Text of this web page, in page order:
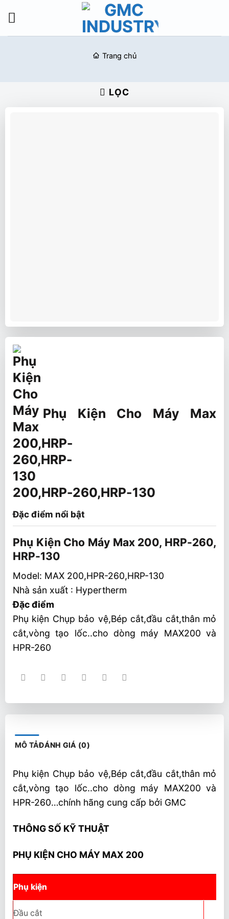
qua
nội
Trang chủ
LỌC
Phụ Kiện Cho Máy Max
200,HRP-260,HRP-130
Đặc điểm nổi bật
Phụ Kiện Cho Máy Max 200, HRP-260,
HRP-130
Model: MAX 200,HPR-260,HRP-130
Nhà sản xuất : Hypertherm
Đặc điểm
Phụ kiện Chụp bảo vệ,Bép cắt,đầu cắt,thân mỏ
cắt,vòng tạo lốc..cho dòng máy MAX200 và
HPR-260
MÔ TẢĐÁNH GIÁ (0)
Phụ kiện Chụp bảo vệ,Bép cắt,đầu cắt,thân mỏ
cắt,vòng tạo lốc..cho dòng máy MAX200 và
HPR-260…chính hãng cung cấp bởi GMC
THÔNG SỐ KỸ THUẬT
PHỤ KIỆN CHO MÁY MAX 200
Phụ kiện
Đầu cắt